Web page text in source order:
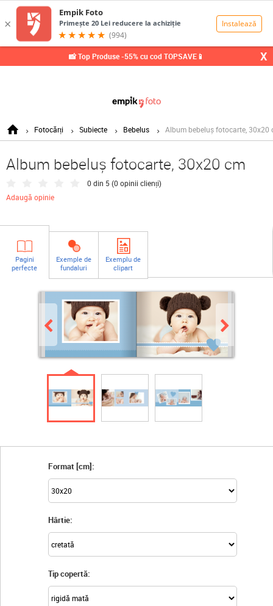
📸 Top Produse -55% cu cod TOPSAVE📱 X
Fotocărți Subiecte Bebelus Album bebeluș fotocarte, 30x20
Album bebeluș fotocarte, 30x20 cm
0 din 5 (0 opinii clienți)
Adaugă opinie
Pagini
perfecte
Exemple de
fundaluri
Exemplu de
clipart
Format [cm]:
Hârtie:
Tip copertă: